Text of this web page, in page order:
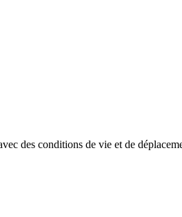
des conditions de vie et de